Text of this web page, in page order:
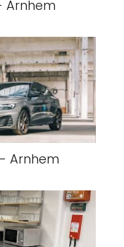
Arnhem
Arnhem